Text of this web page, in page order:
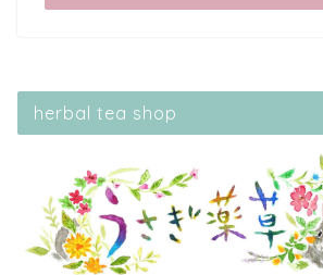
herbal tea shop